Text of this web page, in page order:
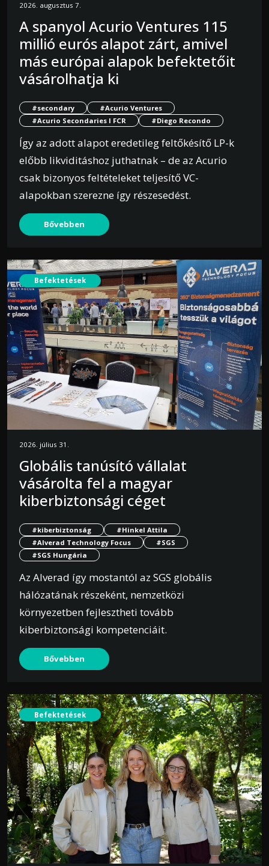
2026. augusztus 7.
A spanyol Acurio Ventures 115
millió eurós alapot zárt, amivel
más európai alapok befektetőit
vásárolhatja ki
#secondary
#Acurio Ventures
#Acurio Secondaries I FCR
#Diego Recondo
Így az adott alapot eredetileg feltőkésítő LP-k
előbb likviditáshoz juthatnak – de az Acurio
csak bizonyos feltételeket teljesítő VC-
alapokban szerezne így részesedést.
Bővebben
Befektetések
2026. július 31.
Globális tanúsító vállalat
vásárolta fel a magyar
kiberbiztonsági céget
#kiberbiztonság
#Hinkel Attila
#Alverad Technology Focus
#SGS
#SGS Hungária
Az Alverad így mostantól az SGS globális
hálózatának részeként, nemzetközi
környezetben fejlesztheti tovább
kiberbiztonsági kompetenciáit.
Bővebben
Befektetések